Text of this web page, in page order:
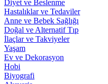
Diyet ve Beslenme
Hastalıklar ve Tedaviler
Anne ve Bebek Sağlığı
Doğal ve Alternatif Tıp
İlaçlar ve Takviyeler
Yaşam
Ev ve Dekorasyon
Hobi
Biyografi